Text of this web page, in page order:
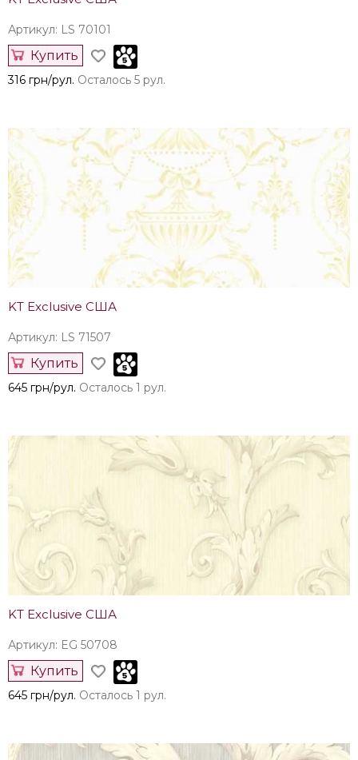
Артикул: LS 70101
Купить
316 грн/рул. Осталось 5 рул.
KT Exclusive США
Артикул: LS 71507
Купить
645 грн/рул. Осталось 1 рул.
KT Exclusive США
Артикул: EG 50708
Купить
645 грн/рул. Осталось 1 рул.